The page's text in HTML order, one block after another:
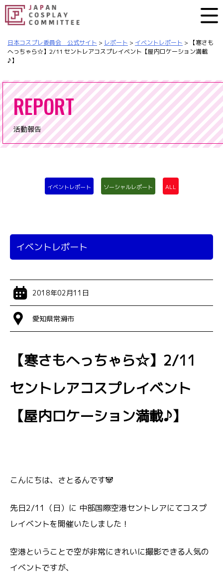
日本コスプレ委員会 公式サイト > レポート > イベントレポート >
【寒さも
へっちゃら☆】2/11 セントレアコスプレイベント【屋内ロケーション満載
♪】
REPORT
活動報告
イベントレポート ソーシャルレポート ALL
イベントレポート
2018年02月11日
愛知県常滑市
【寒さもへっちゃら☆】2/11
セントレアコスプレイベント
【屋内ロケーション満載♪】
こんにちは、さとるんです🐼
先日2/11（日）に 中部国際空港セントレアにてコスプ
レイベントを開催いたしました！
空港ということで空が非常にきれいに撮影できる人気の
イベントですが、